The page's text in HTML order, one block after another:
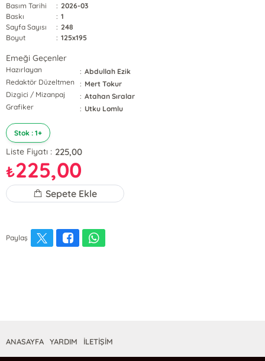
Basım Tarihi
: 2026-03
Baskı
: 1
Sayfa Sayısı
: 248
Boyut
: 125x195
Emeği Geçenler
Hazırlayan : Abdullah Ezik
Redaktör Düzeltmen
: Mert Tokur
Dizgici / Mizanpaj
: Atahan Sıralar
Grafiker
: Utku Lomlu
Stok : 1+
Liste Fiyatı : 225,00
₺225,00
Sepete Ekle
Paylaş
ANASAYFA YARDIM İLETİŞİM